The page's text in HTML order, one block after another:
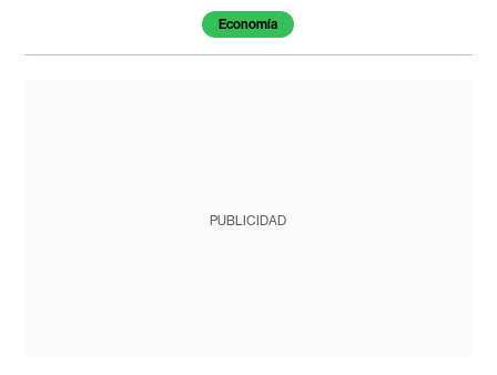
Economía
PUBLICIDAD